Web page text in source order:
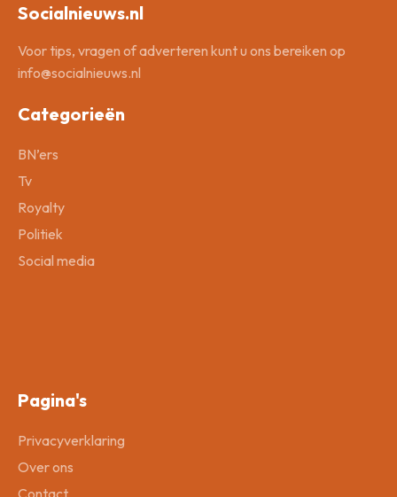
Socialnieuws.nl
Voor tips, vragen of adverteren kunt u ons bereiken op
info@socialnieuws.nl
Categorieën
BN’ers
Tv
Royalty
Politiek
Social media
Pagina's
Privacyverklaring
Over ons